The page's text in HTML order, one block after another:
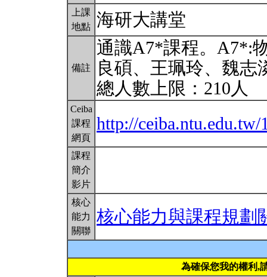
上課
地點 海研大講堂
備註
通識A7*課程。A7*:
良碩、王珮玲、魏志
總人數上限：210人
Ceiba
課程
網頁
http://ceiba.ntu.edu.tw/
課程
簡介
影片
核心
能力
關聯
核心能力與課程規劃
為確保您我的權利,